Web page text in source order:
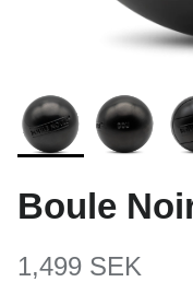
Boule
1,499 SEK